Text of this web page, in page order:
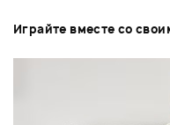
Играйте вместе со